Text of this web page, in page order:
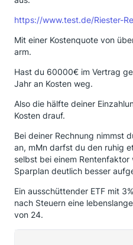
https://www.test.de/Riester-
Mit einer Kostenquote von
arm.
Hast du 60000€ im Vertrag
Jahr an Kosten weg.
Also die hälfte deiner
Kosten drauf.
Bei deiner Rechnung nimmst
an, mMn darfst du den ruhig
selbst bei einem
Sparplan deutlich besser
Ein ausschüttender ETF mit
nach Steuern eine
von 24.